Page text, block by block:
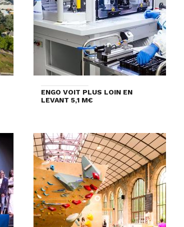
ENGO VOIT PLUS LOIN EN
LEVANT 5,1 M€